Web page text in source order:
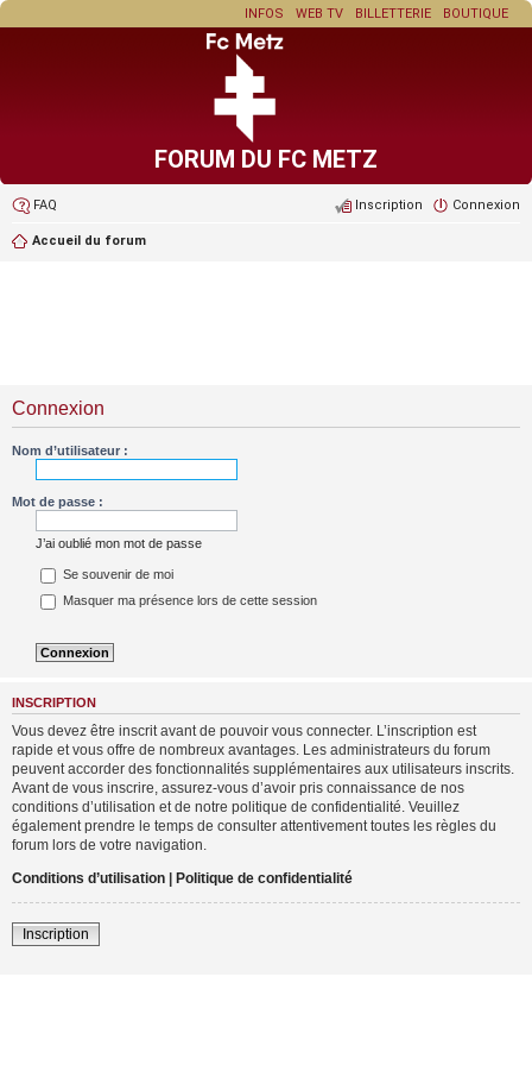
BOUTIQUE
BILLETTERIE
WEB TV
INFOS
FORUM DU FC METZ
FAQ Connexion
Inscription
Accueil du forum
Connexion
Nom d’utilisateur :
Mot de passe :
J’ai oublié mon mot de passe
Se souvenir de moi
Masquer ma présence lors de cette session
INSCRIPTION
Vous devez être inscrit avant de pouvoir vous connecter. L’inscription est
rapide et vous offre de nombreux avantages. Les administrateurs du forum
peuvent accorder des fonctionnalités supplémentaires aux utilisateurs inscrits.
Avant de vous inscrire, assurez-vous d’avoir pris connaissance de nos
conditions d’utilisation et de notre politique de confidentialité. Veuillez
également prendre le temps de consulter attentivement toutes les règles du
forum lors de votre navigation.
Conditions d’utilisation | Politique de confidentialité
Inscription